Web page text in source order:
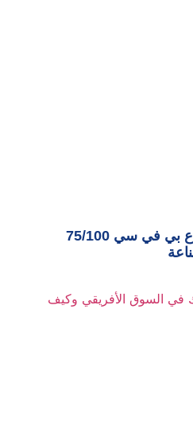
مقارنة بين أفضل أنواع بي في سي 75/100